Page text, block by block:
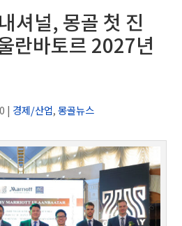
셔널, 몽골 첫 진
란바토르 2027년
| 경제/산업,몽골뉴스